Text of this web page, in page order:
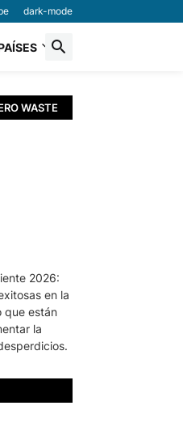
dark-mode
WASTE
2026:
en la
que están
la